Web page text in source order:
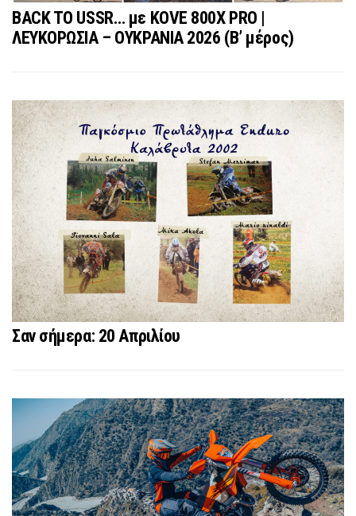
BACK TO USSR… με KOVE 800X PRO |
ΛΕΥΚΟΡΩΣΙΑ – ΟΥΚΡΑΝΙΑ 2026 (Β’ μέρος)
Σαν σήμερα: 20 Απριλίου